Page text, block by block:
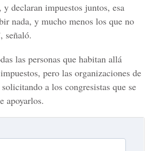
y declaran impuestos juntos, esa
nada, y mucho menos los que no
señaló.
las personas que habitan allá
pero las organizaciones de
a los congresistas que se
apoyarlos.